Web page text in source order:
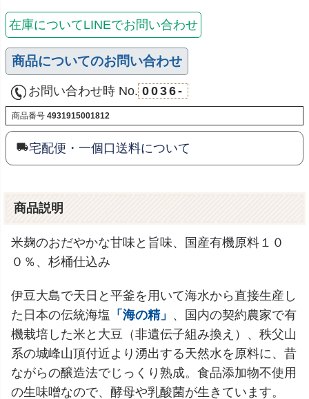
在庫についてLINEでお問い合わせ
商品についてのお問い合わせ
お問い合わせ時 No. 0036-
商品番号 4931915001812
宅配便・一個口送料について
商品説明
米麹のおだやかな甘味と旨味、国産有機原料１０
０％、杉桶仕込み
伊豆大島で天日と平釜を用いて海水から直接生産し
た日本の伝統海塩 「海の精」 、国内の契約農家で有
機栽培した米と大豆（非遺伝子組み換え）、秩父山
系の城峰山頂付近より湧出する天然水を原料に、昔
ながらの醸造法でじっくり熟成。食品添加物不使用
の生味噌なので、酵母や乳酸菌が生きています。